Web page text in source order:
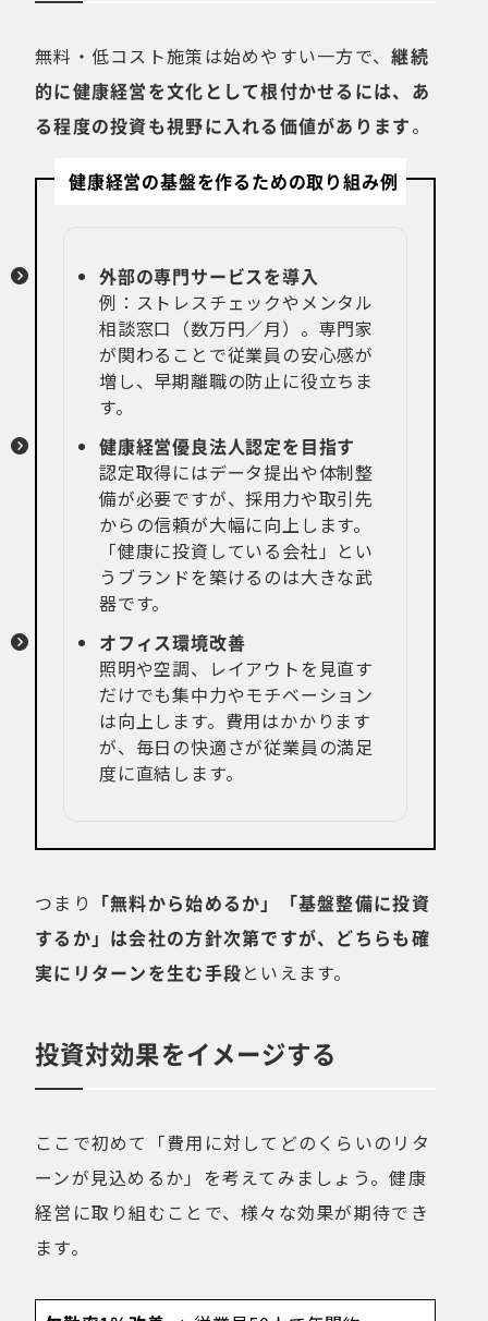
無料・低コスト施策は始めやすい一方で、継続
的に健康経営を文化として根付かせるには、あ
る程度の投資も視野に入れる価値があります。
健康経営の基盤を作るための取り組み例
外部の専門サービスを導入
例：ストレスチェックやメンタル
相談窓口（数万円／月）。専門家
が関わることで従業員の安心感が
増し、早期離職の防止に役立ちま
す。
健康経営優良法人認定を目指す
認定取得にはデータ提出や体制整
備が必要ですが、採用力や取引先
からの信頼が大幅に向上します。
「健康に投資している会社」とい
うブランドを築けるのは大きな武
器です。
オフィス環境改善
照明や空調、レイアウトを見直す
だけでも集中力やモチベーション
は向上します。費用はかかります
が、毎日の快適さが従業員の満足
度に直結します。
つまり 「無料から始めるか」「基盤整備に投資
するか」は会社の方針次第ですが、どちらも確
実にリターンを生む手段といえます。
投資対効果をイメージする
ここで初めて「費用に対してどのくらいのリタ
ーンが見込めるか」を考えてみましょう。健康
経営に取り組むことで、様々な効果が期待でき
ます。